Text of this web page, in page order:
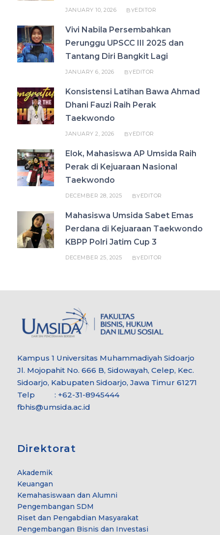
JANUARY 10, 2026 BYEDITOR
Vivi Nabila Persembahkan
Perunggu UPSCC III 2025 dan
Tantang Diri Bangkit Lagi
JANUARY 6, 2026 BYEDITOR
Konsistensi Latihan Bawa Ahmad
Dhani Fauzi Raih Perak
Taekwondo
JANUARY 2, 2026 BYEDITOR
Elok, Mahasiswa AP Umsida Raih
Perak di Kejuaraan Nasional
Taekwondo
DECEMBER 28, 2025 BYEDITOR
Mahasiswa Umsida Sabet Emas
Perdana di Kejuaraan Taekwondo
KBPP Polri Jatim Cup 3
DECEMBER 25, 2025 BYEDITOR
Kampus 1 Universitas Muhammadiyah Sidoarjo
Jl. Mojopahit No. 666 B, Sidowayah, Celep, Kec.
Sidoarjo, Kabupaten Sidoarjo, Jawa Timur 61271
Telp : +62-31-8945444
fbhis@umsida.ac.id
Direktorat
Akademik
Keuangan
Kemahasiswaan dan Alumni
Pengembangan SDM
Riset dan Pengabdian Masyarakat
Pengembangan Bisnis dan Investasi